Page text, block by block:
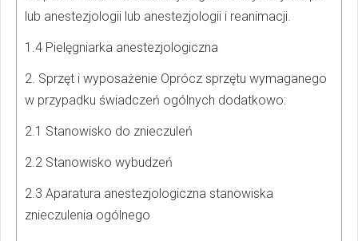
lub anestezjologii lub anestezjologii i reanimacji.
1.4 Pielęgniarka anestezjologiczna
2. Sprzęt i wyposażenie Oprócz sprzętu wymaganego
w przypadku świadczeń ogólnych dodatkowo:
2.1 Stanowisko do znieczuleń
2.2 Stanowisko wybudzeń
2.3 Aparatura anestezjologiczna stanowiska
znieczulenia ogólnego